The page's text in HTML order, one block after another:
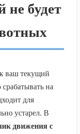
не будет
ваш текущий
на
для
устарел. В
движения с